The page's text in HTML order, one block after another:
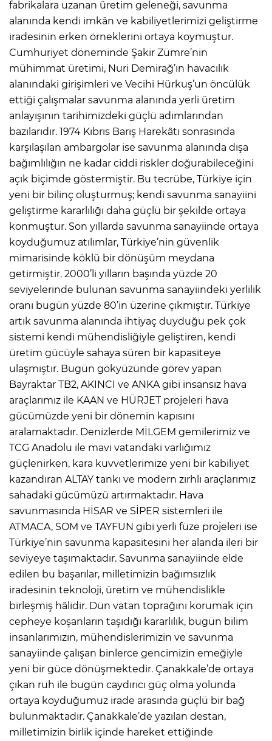
fabrikalara uzanan üretim geleneği, savunma
alanında kendi imkân ve kabiliyetlerimizi geliştirme
iradesinin erken örneklerini ortaya koymuştur.
Cumhuriyet döneminde Şakir Zümre’nin
mühimmat üretimi, Nuri Demirağ’ın havacılık
alanındaki girişimleri ve Vecihi Hürkuş’un öncülük
ettiği çalışmalar savunma alanında yerli üretim
anlayışının tarihimizdeki güçlü adımlarından
bazılarıdır. 1974 Kıbrıs Barış Harekâtı sonrasında
karşılaşılan ambargolar ise savunma alanında dışa
bağımlılığın ne kadar ciddi riskler doğurabileceğini
açık biçimde göstermiştir. Bu tecrübe, Türkiye için
yeni bir bilinç oluşturmuş; kendi savunma sanayiini
geliştirme kararlılığı daha güçlü bir şekilde ortaya
konmuştur. Son yıllarda savunma sanayiinde ortaya
koyduğumuz atılımlar, Türkiye’nin güvenlik
mimarisinde köklü bir dönüşüm meydana
getirmiştir. 2000’li yılların başında yüzde 20
seviyelerinde bulunan savunma sanayiindeki yerlilik
oranı bugün yüzde 80’in üzerine çıkmıştır. Türkiye
artık savunma alanında ihtiyaç duyduğu pek çok
sistemi kendi mühendisliğiyle geliştiren, kendi
üretim gücüyle sahaya süren bir kapasiteye
ulaşmıştır. Bugün gökyüzünde görev yapan
Bayraktar TB2, AKINCI ve ANKA gibi insansız hava
araçlarımız ile KAAN ve HÜRJET projeleri hava
gücümüzde yeni bir dönemin kapısını
aralamaktadır. Denizlerde MİLGEM gemilerimiz ve
TCG Anadolu ile mavi vatandaki varlığımız
güçlenirken, kara kuvvetlerimize yeni bir kabiliyet
kazandıran ALTAY tankı ve modern zırhlı araçlarımız
sahadaki gücümüzü artırmaktadır. Hava
savunmasında HİSAR ve SİPER sistemleri ile
ATMACA, SOM ve TAYFUN gibi yerli füze projeleri ise
Türkiye’nin savunma kapasitesini her alanda ileri bir
seviyeye taşımaktadır. Savunma sanayiinde elde
edilen bu başarılar, milletimizin bağımsızlık
iradesinin teknoloji, üretim ve mühendislikle
birleşmiş hâlidir. Dün vatan toprağını korumak için
cepheye koşanların taşıdığı kararlılık, bugün bilim
insanlarımızın, mühendislerimizin ve savunma
sanayiinde çalışan binlerce gencimizin emeğiyle
yeni bir güce dönüşmektedir. Çanakkale’de ortaya
çıkan ruh ile bugün caydırıcı güç olma yolunda
ortaya koyduğumuz irade arasında güçlü bir bağ
bulunmaktadır. Çanakkale’de yazılan destan,
milletimizin birlik içinde hareket ettiğinde